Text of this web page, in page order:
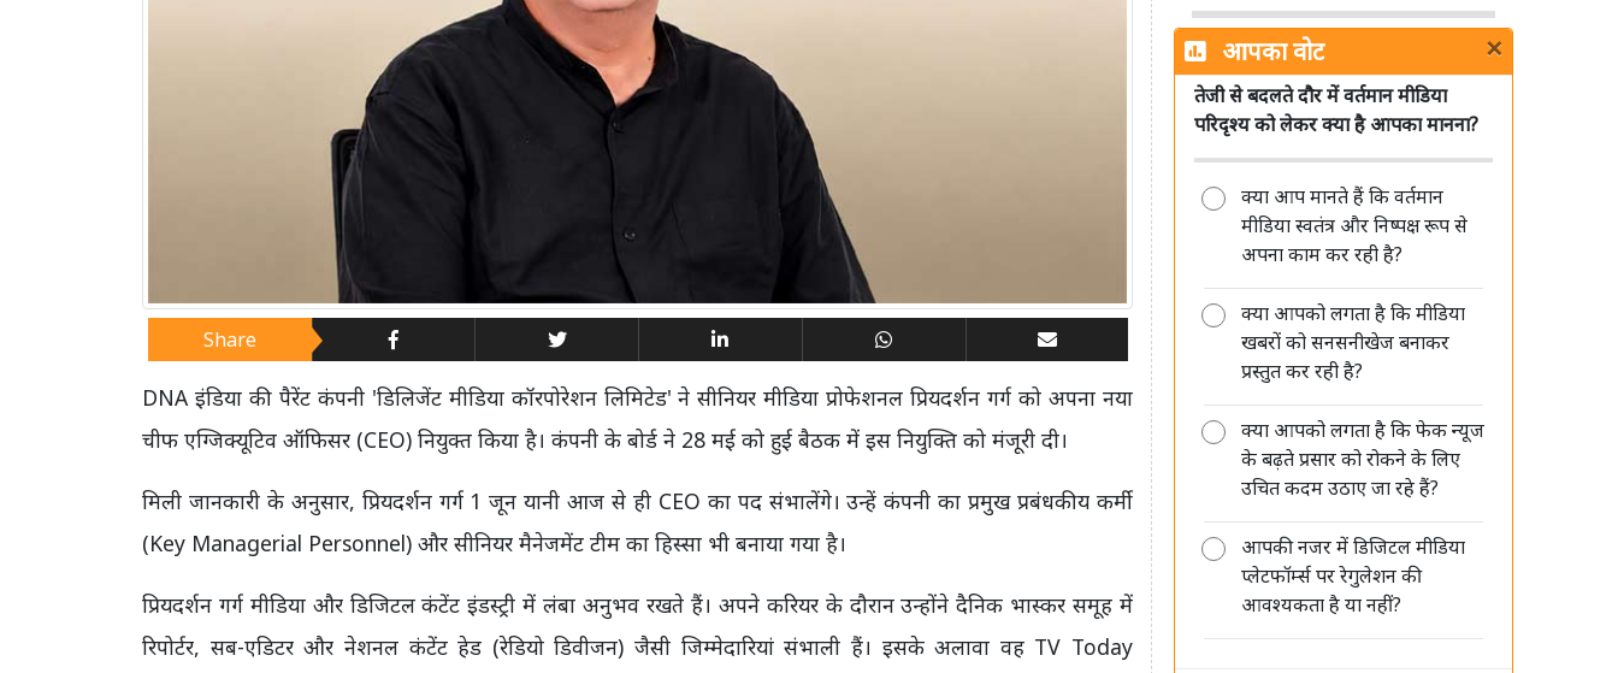
Share
DNA इंडिया की पैरेंट कंपनी 'डिलिजेंट मीडिया कॉरपोरेशन लिमिटेड' ने सीनियर मीडिया प्रोफेशनल प्रियदर्शन गर्ग को अपना नया
चीफ एग्जिक्यूटिव ऑफिसर (CEO) नियुक्त किया है। कंपनी के बोर्ड ने 28 मई को हुई बैठक में इस नियुक्ति को मंजूरी दी।
मिली जानकारी के अनुसार, प्रियदर्शन गर्ग 1 जून यानी आज से ही CEO का पद संभालेंगे। उन्हें कंपनी का प्रमुख प्रबंधकीय कर्मी
(Key Managerial Personnel) और सीनियर मैनेजमेंट टीम का हिस्सा भी बनाया गया है।
प्रियदर्शन गर्ग मीडिया और डिजिटल कंटेंट इंडस्ट्री में लंबा अनुभव रखते हैं। अपने करियर के दौरान उन्होंने दैनिक भास्कर समूह में
रिपोर्टर, सब-एडिटर और नेशनल कंटेंट हेड (रेडियो डिवीजन) जैसी जिम्मेदारियां संभाली हैं। इसके अलावा वह TV Today
सिनेमा हॉल में सरकारी जागरूकता फिल्मों
को लेकर MIB ने साफ किए नियम, जानें
क्या बदला
Sun TV Network का बड़ा ऐलान, 12
अगस्त को अंतरिम डिविडेंड पर बोर्ड की
DB Corp में सुधीर अग्रवाल और पवन
अग्रवाल की पुनर्नियुक्ति पर दो सितंबर को
होगा फैसला
आपका वोट ×
तेजी से बदलते दौर में वर्तमान मीडिया
परिदृश्य को लेकर क्या है आपका मानना?
क्या आप मानते हैं कि वर्तमान
मीडिया स्वतंत्र और निष्पक्ष रूप से
अपना काम कर रही है?
क्या आपको लगता है कि मीडिया
खबरों को सनसनीखेज बनाकर
प्रस्तुत कर रही है?
क्या आपको लगता है कि फेक न्यूज
के बढ़ते प्रसार को रोकने के लिए
उचित कदम उठाए जा रहे हैं?
आपकी नजर में डिजिटल मीडिया
प्लेटफॉर्म्स पर रेगुलेशन की
आवश्यकता है या नहीं?